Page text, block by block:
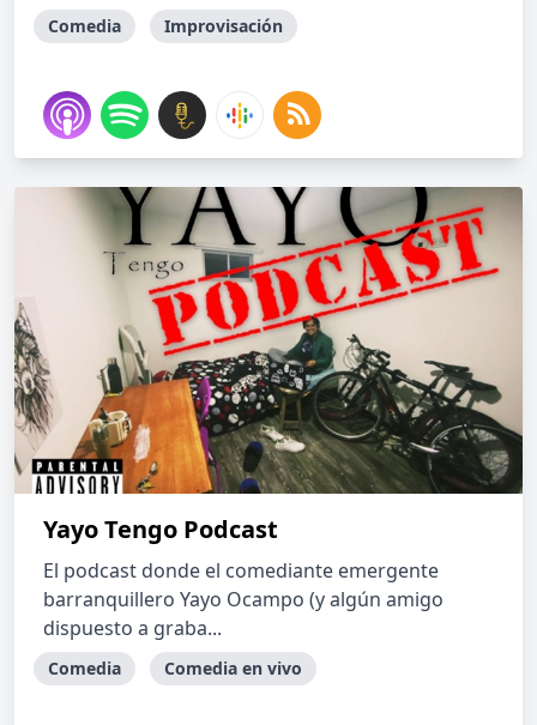
Comedia Improvisación
Yayo Tengo Podcast
El podcast donde el comediante emergente
barranquillero Yayo Ocampo (y algún amigo
dispuesto a graba...
Comedia Comedia en vivo